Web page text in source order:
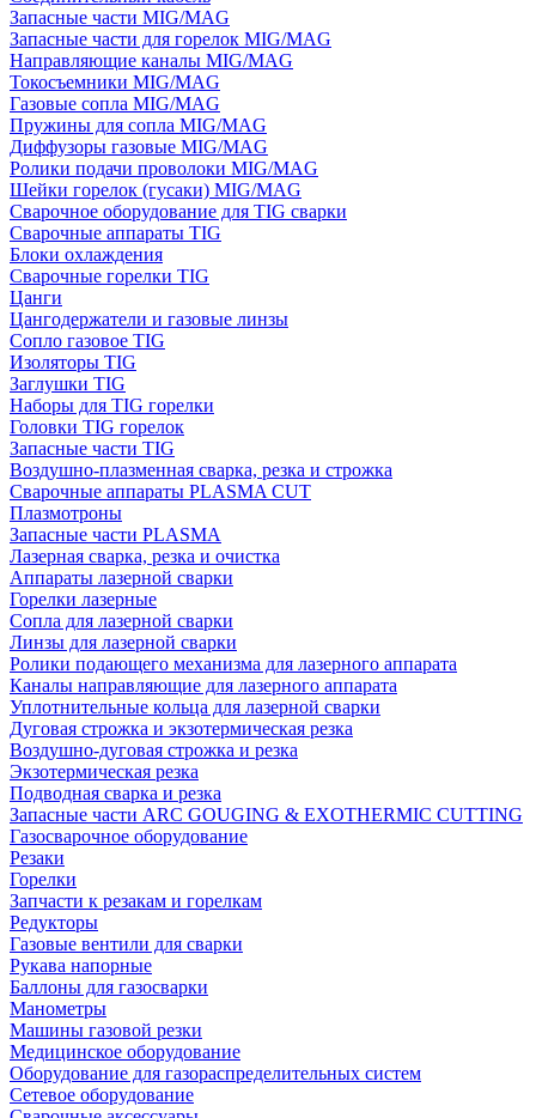
Запасные части MIG/MAG
Запасные части для горелок MIG/MAG
Направляющие каналы MIG/MAG
Токосъемники MIG/MAG
Газовые сопла MIG/MAG
Пружины для сопла MIG/MAG
Диффузоры газовые MIG/MAG
Ролики подачи проволоки MIG/MAG
Шейки горелок (гусаки) MIG/MAG
Сварочное оборудование для TIG сварки
Сварочные аппараты TIG
Блоки охлаждения
Сварочные горелки TIG
Цанги
Цангодержатели и газовые линзы
Сопло газовое TIG
Изоляторы TIG
Заглушки TIG
Наборы для TIG горелки
Головки TIG горелок
Запасные части TIG
Воздушно-плазменная сварка, резка и строжка
Сварочные аппараты PLASMA CUT
Плазмотроны
Запасные части PLASMA
Лазерная сварка, резка и очистка
Аппараты лазерной сварки
Горелки лазерные
Сопла для лазерной сварки
Линзы для лазерной сварки
Ролики подающего механизма для лазерного аппарата
Каналы направляющие для лазерного аппарата
Уплотнительные кольца для лазерной сварки
Дуговая строжка и экзотермическая резка
Воздушно-дуговая строжка и резка
Экзотермическая резка
Подводная сварка и резка
Запасные части ARC GOUGING & EXOTHERMIC CUTTING
Газосварочное оборудование
Резаки
Горелки
Запчасти к резакам и горелкам
Редукторы
Газовые вентили для сварки
Рукава напорные
Баллоны для газосварки
Манометры
Машины газовой резки
Медицинское оборудование
Оборудование для газораспределительных систем
Сетевое оборудование